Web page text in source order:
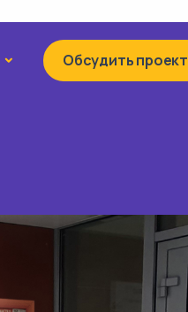
КонтактыОбсудить проект